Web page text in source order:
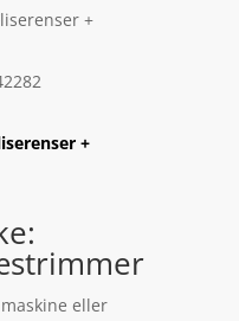
+
+
eller